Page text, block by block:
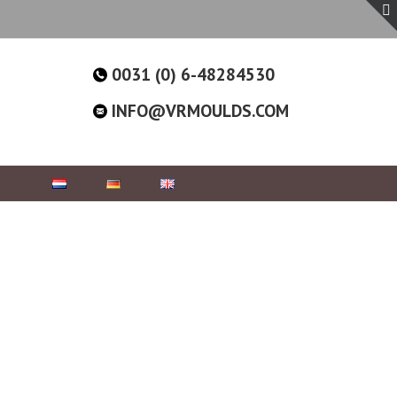
0031 (0) 6-48284530
INFO@VRMOULDS.COM